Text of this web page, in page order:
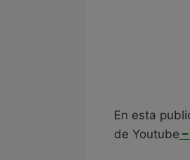
En esta
de Youtube